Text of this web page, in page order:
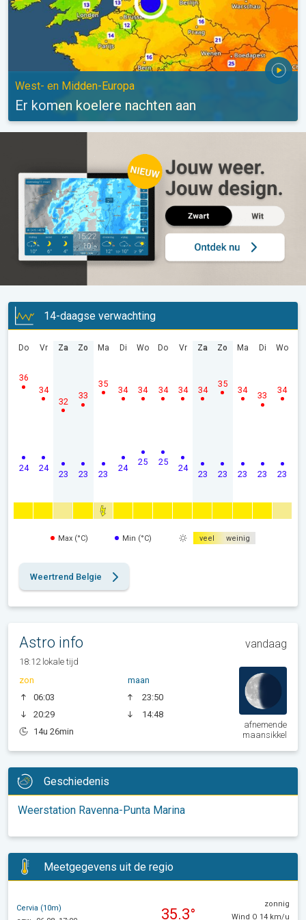
West- en Midden-Europa
Er komen koelere nachten aan
14-daagse verwachting
Do
24
36
Vr
24
34
Za
23
32
Zo
23
33
Ma
23
35
Di
24
34
Wo
25
34
Do
25
34
Vr
24
34
Za
23
34
Zo
23
35
Ma
23
34
Di
23
33
Wo
23
34
Max (°C) Min (°C) veel weinig
Weertrend Belgie
Astro info vandaag
18:12 lokale tijd
zon
06:03
20:29
14u 26min
maan
23:50
14:48
afnemende
maansikkel
Geschiedenis
Weerstation Ravenna-Punta Marina
Meetgegevens uit de regio
Cervia (10m)
35.3°
zonnig
Wind O 14 km/u